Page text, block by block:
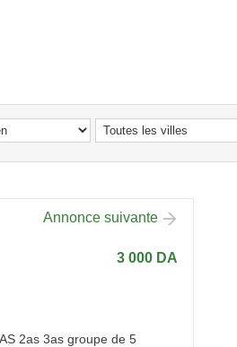
Annonce suivante
3 000 DA
2as 3as groupe de 5